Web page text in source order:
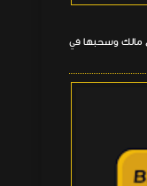
مالك وسحبها في